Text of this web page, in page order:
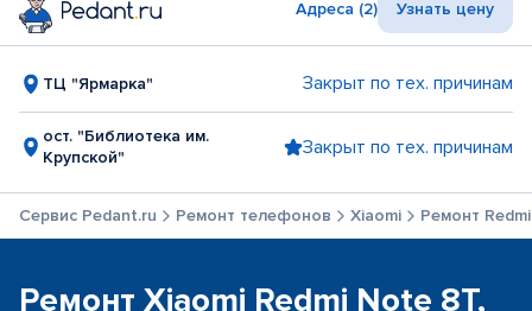
Адреса (2) Узнать цену
ТЦ "Ярмарка" Закрыт по тех. причинам
ост. "Библиотека им.
Крупской"
Закрыт по тех. причинам
Сервис Pedant.ru Ремонт телефонов Xiaomi Ремонт
Ремонт Xiaomi Redmi Note 8T,